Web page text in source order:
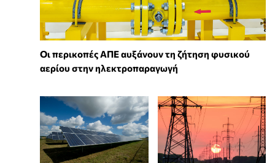
Οι περικοπές ΑΠΕ αυξάνουν τη ζήτηση φυσικού
αερίου στην ηλεκτροπαραγωγή